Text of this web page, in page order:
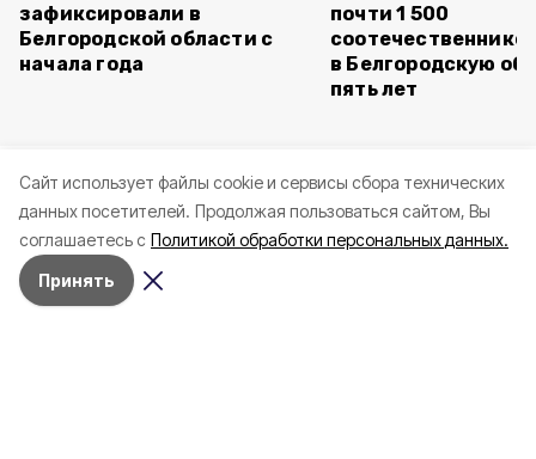
Cайт использует файлы cookie и сервисы сбора технических
данных посетителей. Продолжая пользоваться сайтом, Вы
соглашаетесь с Политикой обработки персональных данных.
Принять
зафиксировали в
Белгородской области с
начала года
почти 1 500
в Белгородскую
пять лет